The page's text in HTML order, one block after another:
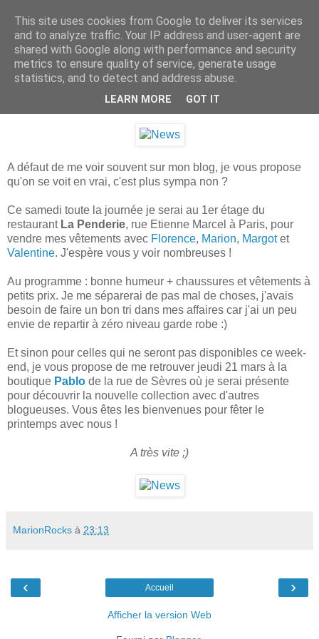
jeudi 14 mars 2013
A défaut de me voir souvent sur mon blog, je vous propose
qu'on se voit en vrai, c'est plus sympa non ?
Ce samedi toute la journée je serai au 1er étage du
restaurant La Penderie, rue Etienne Marcel à Paris, pour
vendre mes vêtements avec Florence, Marion, Margotet
Valentine. J'espère vous y voir nombreuses !
Au programme : bonne humeur + chaussures et vêtements à
petits prix. Je me séparerai de pas mal de choses, j'avais
besoin de faire un bon tri dans mes affaires car j'ai un peu
envie de repartir à zéro niveau garde robe :)
Et sinon pour celles qui ne seront pas disponibles ce week-
end, je vous propose de me retrouver jeudi 21 mars à la
boutique Pablo de la rue de Sèvres où je serai présente
pour découvrir la nouvelle collection avec d'autres
blogueuses. Vous êtes les bienvenues pour fêter le
printemps avec nous !
A très vite ;)
MarionRocks à 23:13
‹ ›
Accueil
Afficher la version Web
This site uses cookies from Google to deliver its services
and to analyze traffic. Your IP address and user-agent are
shared with Google along with performance and security
metrics to ensure quality of service, generate usage
statistics, and to detect and address abuse.
LEARN MORE GOT IT